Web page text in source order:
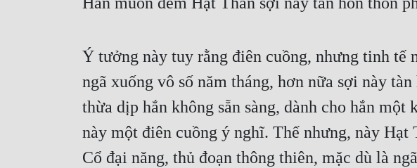
Ý tưởng này tuy rằng điên cuồng, nhưng tinh tế
ngã xuống vô số năm tháng, hơn nữa sợi này
thừa dịp hắn không sẵn sàng, dành cho hắn
này một điên cuồng ý nghĩ. Thế nhưng, này
Cổ đại năng, thủ đoạn thông thiên, mặc dù là